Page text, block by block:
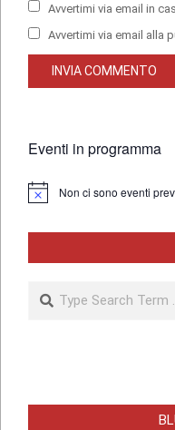
Avvertimi via email in
Avvertimi via email alla
Eventi in programma
Notice Non ci sono eventi
Search